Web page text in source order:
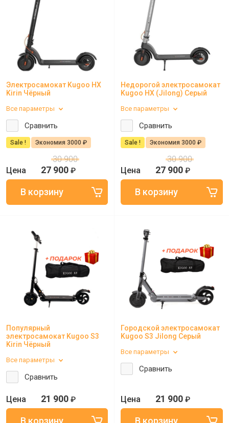
Электросамокат Kugoo HX
Kirin Чёрный
Все параметры
Сравнить
Sale ! Экономия 3000 ₽
30 900
27 900 ₽
Недорогой электросамокат
Kugoo HX (Jilong) Серый
Все параметры
Сравнить
Sale ! Экономия 3000 ₽
30 900
27 900 ₽
Популярный
электросамокат Kugoo S3
Kirin Чёрный
Все параметры
Сравнить
21 900 ₽
Городской электросамокат
Kugoo S3 Jilong Серый
Все параметры
Сравнить
21 900 ₽